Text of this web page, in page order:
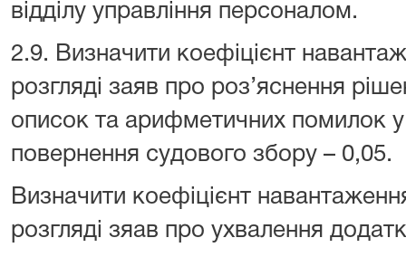
відділу управління персоналом.
2.9. Визначити коефіцієнт
розгляді заяв про роз’яснення
описок та арифметичних помилок
повернення судового збору – 0,05.
Визначити коефіцієнт
розгляді зяав про ухвалення